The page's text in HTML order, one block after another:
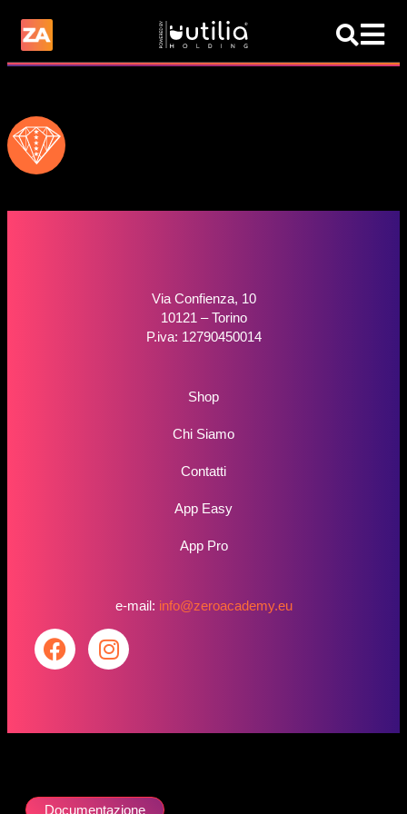
Via Confienza, 10
10121 – Torino
P.iva: 12790450014
Shop
Chi Siamo
Contatti
App Easy
App Pro
e-mail: info@zeroacademy.eu
Documentazione